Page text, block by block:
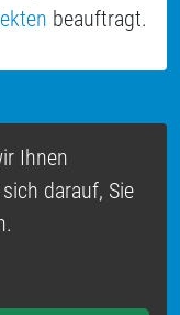
beauftragt.
Ihnen
darauf, Sie